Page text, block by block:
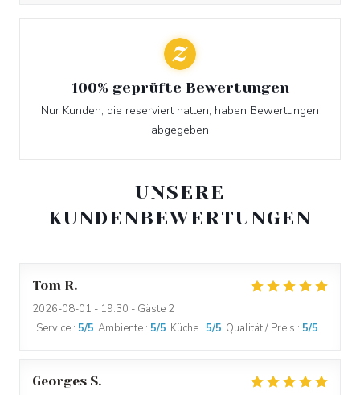
UNSERE
KUNDENBEWERTUNGEN
Tom R
2026-08-01 - 19:30 - Gäste 2
Service : 5/5 Ambiente : 5/5 Küche : 5/5 Qualität / Preis : 5/5
Georges S
100% geprüfte Bewertungen
Nur Kunden, die reserviert hatten, haben Bewertungen
abgegeben